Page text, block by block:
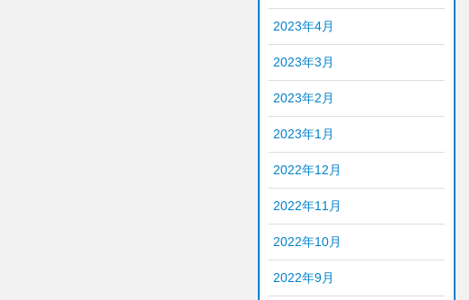
2023年4月
2023年3月
2023年2月
2023年1月
2022年12月
2022年11月
2022年10月
2022年9月